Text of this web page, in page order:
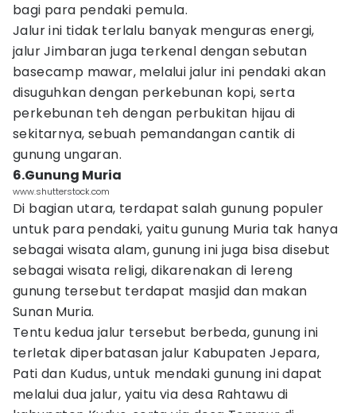
bagi para pendaki pemula.
Jalur ini tidak terlalu banyak menguras energi,
jalur Jimbaran juga terkenal dengan sebutan
basecamp mawar, melalui jalur ini pendaki akan
disuguhkan dengan perkebunan kopi, serta
perkebunan teh dengan perbukitan hijau di
sekitarnya, sebuah pemandangan cantik di
gunung ungaran.
6.Gunung Muria
www.shutterstock.com
Di bagian utara, terdapat salah gunung populer
untuk para pendaki, yaitu gunung Muria tak hanya
sebagai wisata alam, gunung ini juga bisa disebut
sebagai wisata religi, dikarenakan di lereng
gunung tersebut terdapat masjid dan makan
Sunan Muria.
Tentu kedua jalur tersebut berbeda, gunung ini
terletak diperbatasan jalur Kabupaten Jepara,
Pati dan Kudus, untuk mendaki gunung ini dapat
melalui dua jalur, yaitu via desa Rahtawu di